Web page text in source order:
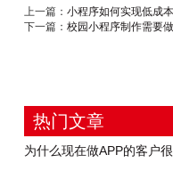
上一篇： 小程序如何实现低成
下一篇： 校园小程序制作需要
热门文章
为什么现在做APP的客户